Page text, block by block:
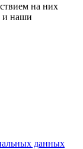
на них
и наши
данных